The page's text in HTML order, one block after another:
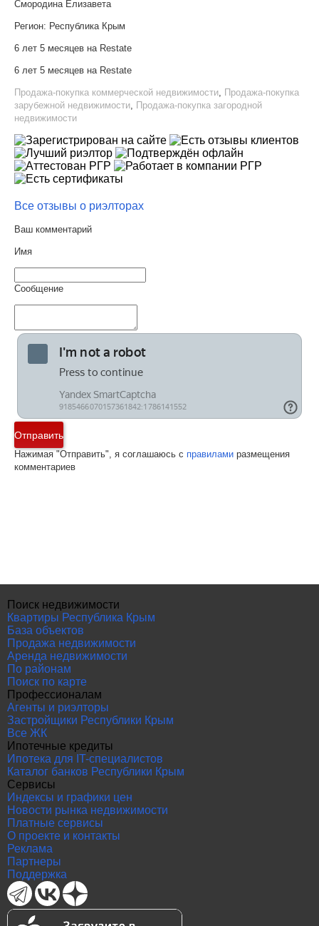
Смородина Елизавета
Регион: Республика Крым
6 лет 5 месяцев на Restate
6 лет 5 месяцев на Restate
Продажа-покупка коммерческой недвижимости, Продажа-покупка
зарубежной недвижимости, Продажа-покупка загородной
недвижимости
Все отзывы о риэлторах
Ваш комментарий
Имя
Сообщение
Отправить
Нажимая "Отправить", я соглашаюсь с правилами размещения
комментариев
Поиск недвижимости
Квартиры Республика Крым
База объектов
Продажа недвижимости
Аренда недвижимости
По районам
Поиск по карте
Профессионалам
Агенты и риэлторы
Застройщики Республики Крым
Все ЖК
Ипотечные кредиты
Ипотека для IT-специалистов
Каталог банков Республики Крым
Сервисы
Индексы и графики цен
Новости рынка недвижимости
Платные сервисы
О проекте и контакты
Реклама
Партнеры
Поддержка